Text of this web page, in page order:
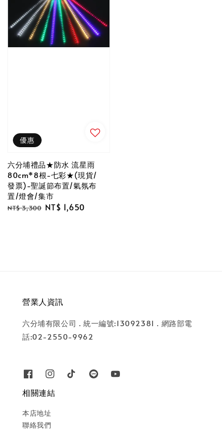
優惠
六分埔禮品★防水 流星雨
80cm*8根-七彩★(現貨/
發票)-聖誕節布置/氣氛布
置/燈會/集市
Regular
NT$ 3,300 Sale
NT$ 1,650
營業人資訊
六分埔有限公司 . 統一編號:13092381 . 網路部電
話:02-2550-9962
相關連結
本店地址
聯絡我們